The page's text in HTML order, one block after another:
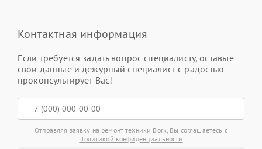
Контактная информация
Если требуется задать вопрос специалисту, оставьте
свои данные и дежурный специалист с радостью
проконсультирует Вас!
Отправляя заявку на ремонт техники Bork, Вы соглашаетесь с
Политикой конфиденциальности